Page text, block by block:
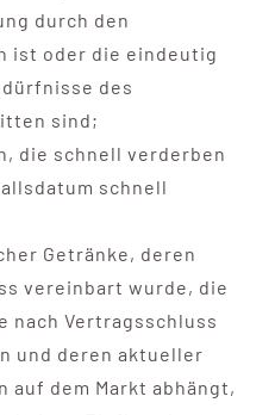
durch den
ist oder die eindeutig
des
sind;
die schnell verderben
schnell
Getränke, deren
vereinbart wurde, die
nach Vertragsschluss
und deren aktueller
auf dem Markt abhängt,